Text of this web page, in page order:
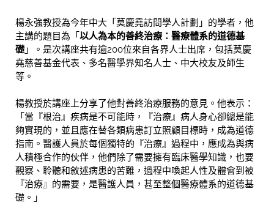
楊永強教授為今年中大「莫慶堯訪問學人計劃」的學者，他
主講的題目為「 以人為本的善終治療：醫療體系的道德基
礎」。是次講座共有逾200位來自各界人士出席，包括莫慶
堯慈善基金代表、多名醫學界知名人士、中大校友及師生
等。
楊教授於講座上分享了他對善終治療服務的意見。他表示：
「當『根治』疾病是不可能時，『治療』病人身心卻總是能
夠實現的，並且應在替各類病患訂立照顧目標時，成為道德
指南。醫護人員於每個獨特的『治療』過程中，應成為與病
人積極合作的伙伴，他們除了需要擁有臨床醫學知識，也要
觀察、聆聽和敘述病患的苦難，過程中喚起人性及體會到被
『治療』的需要，是醫護人員，甚至整個醫療體系的道德基
礎。」